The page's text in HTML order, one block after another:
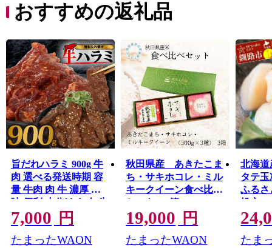
おすすめの返礼品
旨だれハラミ 900g 牛
肉 選べる発送時期 容
量 牛肉 肉 牛 濃厚 旨
味 便利 小分け お肉 牛
肉 ハラミ 牛ハラミ 冷
凍 送料無料 近藤精肉
店 7-044
7,000 円
たまったWAON
秋田県産 あきたこま
ち・サキホコレ・ミル
キークイーン食べ比べ
セット 3箱
19,000 円
たまったWAON
北海道
タテ玉
ふるさ
帆立
たま